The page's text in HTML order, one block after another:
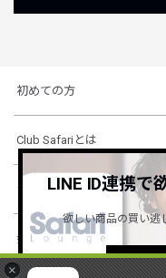
×
初めての方
Club Safariとは
ショッピングガイド
会社概要・規約
LINE ID連携で
欲しい商品の買い逃
詳